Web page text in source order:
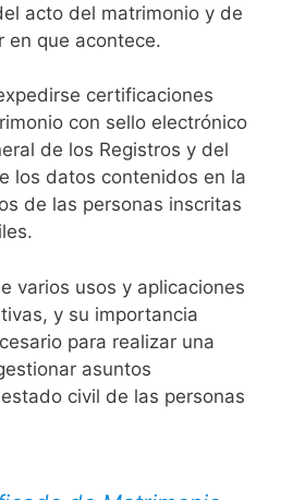
acto del matrimonio y de
en que acontece.
certificaciones
con sello electrónico
de los Registros y del
los datos contenidos en la
de las personas inscritas
varios usos y aplicaciones
y su importancia
para realizar una
asuntos
civil de las personas